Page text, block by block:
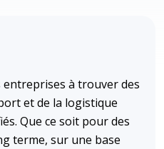
entreprises à trouver des
et de la logistique
Que ce soit pour des
terme, sur une base